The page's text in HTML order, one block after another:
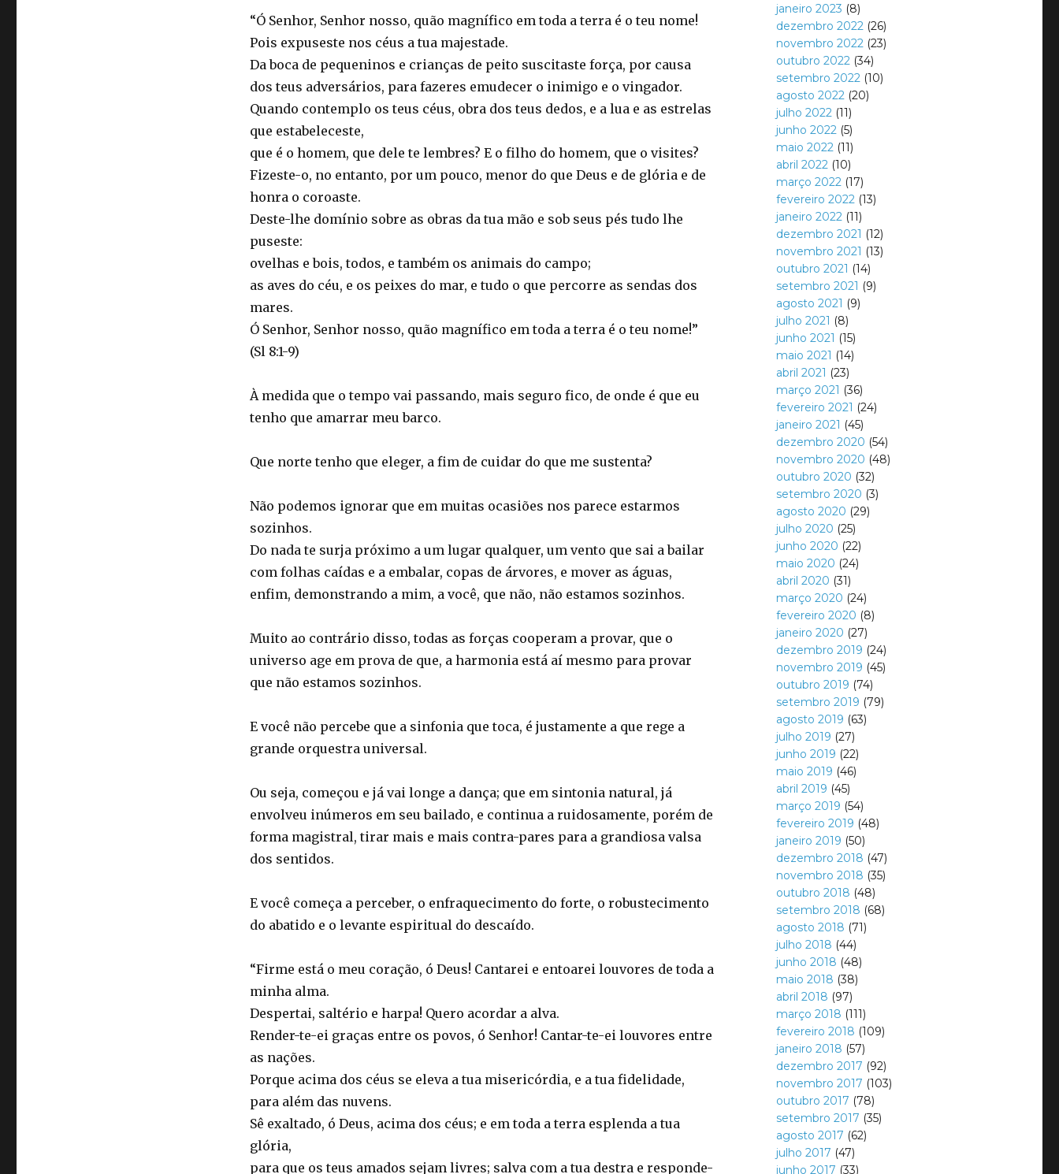
“Ó Senhor, Senhor nosso, quão magnífico em toda a terra é o teu nome!
Pois expuseste nos céus a tua majestade.
Da boca de pequeninos e crianças de peito suscitaste força, por causa
dos teus adversários, para fazeres emudecer o inimigo e o vingador.
Quando contemplo os teus céus, obra dos teus dedos, e a lua e as estrelas
que estabeleceste,
que é o homem, que dele te lembres? E o filho do homem, que o visites?
Fizeste-o, no entanto, por um pouco, menor do que Deus e de glória e de
honra o coroaste.
Deste-lhe domínio sobre as obras da tua mão e sob seus pés tudo lhe
puseste:
ovelhas e bois, todos, e também os animais do campo;
as aves do céu, e os peixes do mar, e tudo o que percorre as sendas dos
mares.
Ó Senhor, Senhor nosso, quão magnífico em toda a terra é o teu nome!”
(Sl 8:1-9)
À medida que o tempo vai passando, mais seguro fico, de onde é que eu
tenho que amarrar meu barco.
Que norte tenho que eleger, a fim de cuidar do que me sustenta?
Não podemos ignorar que em muitas ocasiões nos parece estarmos
sozinhos.
Do nada te surja próximo a um lugar qualquer, um vento que sai a bailar
com folhas caídas e a embalar, copas de árvores, e mover as águas,
enfim, demonstrando a mim, a você, que não, não estamos sozinhos.
Muito ao contrário disso, todas as forças cooperam a provar, que o
universo age em prova de que, a harmonia está aí mesmo para provar
que não estamos sozinhos.
E você não percebe que a sinfonia que toca, é justamente a que rege a
grande orquestra universal.
Ou seja, começou e já vai longe a dança; que em sintonia natural, já
envolveu inúmeros em seu bailado, e continua a ruidosamente, porém de
forma magistral, tirar mais e mais contra-pares para a grandiosa valsa
dos sentidos.
E você começa a perceber, o enfraquecimento do forte, o robustecimento
do abatido e o levante espiritual do descaído.
“Firme está o meu coração, ó Deus! Cantarei e entoarei louvores de toda a
minha alma.
Despertai, saltério e harpa! Quero acordar a alva.
Render-te-ei graças entre os povos, ó Senhor! Cantar-te-ei louvores entre
as nações.
Porque acima dos céus se eleva a tua misericórdia, e a tua fidelidade,
para além das nuvens.
Sê exaltado, ó Deus, acima dos céus; e em toda a terra esplenda a tua
glória,
para que os teus amados sejam livres; salva com a tua destra e responde-
janeiro 2023 (8)
dezembro 2022 (26)
novembro 2022 (23)
outubro 2022 (34)
setembro 2022 (10)
agosto 2022 (20)
julho 2022 (11)
junho 2022 (5)
maio 2022 (11)
abril 2022 (10)
março 2022 (17)
fevereiro 2022 (13)
janeiro 2022 (11)
dezembro 2021 (12)
novembro 2021 (13)
outubro 2021 (14)
setembro 2021 (9)
agosto 2021 (9)
julho 2021 (8)
junho 2021 (15)
maio 2021 (14)
abril 2021 (23)
março 2021 (36)
fevereiro 2021 (24)
janeiro 2021 (45)
dezembro 2020 (54)
novembro 2020 (48)
outubro 2020 (32)
setembro 2020 (3)
agosto 2020 (29)
julho 2020 (25)
junho 2020 (22)
maio 2020 (24)
abril 2020 (31)
março 2020 (24)
fevereiro 2020 (8)
janeiro 2020 (27)
dezembro 2019 (24)
novembro 2019 (45)
outubro 2019 (74)
setembro 2019 (79)
agosto 2019 (63)
julho 2019 (27)
junho 2019 (22)
maio 2019 (46)
abril 2019 (45)
março 2019 (54)
fevereiro 2019 (48)
janeiro 2019 (50)
dezembro 2018 (47)
novembro 2018 (35)
outubro 2018 (48)
setembro 2018 (68)
agosto 2018 (71)
julho 2018 (44)
junho 2018 (48)
maio 2018 (38)
abril 2018 (97)
março 2018 (111)
fevereiro 2018 (109)
janeiro 2018 (57)
dezembro 2017 (92)
novembro 2017 (103)
outubro 2017 (78)
setembro 2017 (35)
agosto 2017 (62)
julho 2017 (47)
junho 2017 (33)